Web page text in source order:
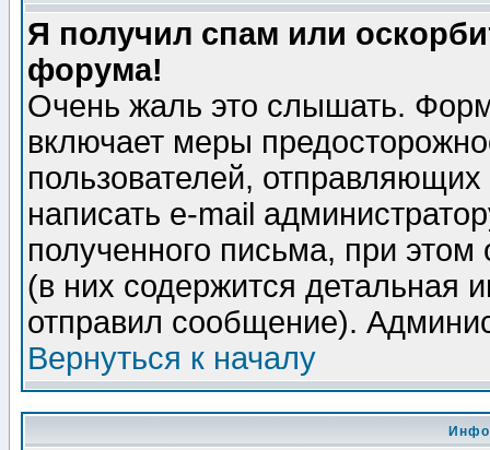
Я получил спам или
форума!
Очень жаль это слышать.
включает меры
пользователей,
написать e-mail
полученного письма, при этом
(в них содержится детальная
отправил сообщение).
Вернуться к началу